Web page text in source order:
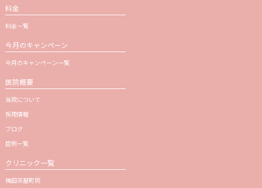
料金
料金一覧
今月のキャンペーン
今月のキャンペーン一覧
医院概要
当院について
採用情報
ブログ
症例一覧
クリニック一覧
梅田茶屋町院